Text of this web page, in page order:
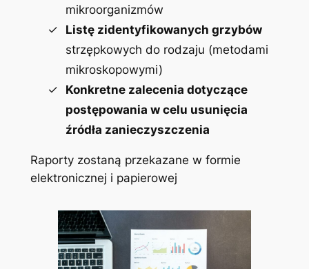
mikroorganizmów
Listę zidentyfikowanych grzybów
strzępkowych do rodzaju (metodami
mikroskopowymi)
Konkretne zalecenia dotyczące
postępowania w celu usunięcia
źródła zanieczyszczenia
Raporty zostaną przekazane w formie
elektronicznej i papierowej